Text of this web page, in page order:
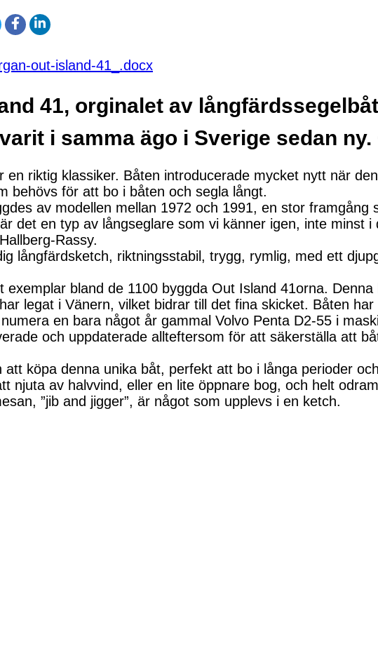
out-island-41_.docx
41, orginalet av
i samma ägo i Sverige sedan
en riktig klassiker. Båten introducerade mycket nytt när
behövs för att bo i båten och segla långt.
av modellen mellan 1972 och 1991, en stor
det en typ av långseglare som vi känner igen, inte minst
Rassy.
långfärdsketch, riktningsstabil, trygg, rymlig, med ett
exemplar bland de 1100 byggda Out Island 41orna.
legat i Vänern, vilket bidrar till det fina skicket. Båten
en bara något år gammal Volvo Penta D2-55 i
och uppdaterade allteftersom för att säkerställa att
att köpa denna unika båt, perfekt att bo i långa perioder
njuta av halvvind, eller en lite öppnare bog, och helt
”jib and jigger”, är något som upplevs i en ketch.